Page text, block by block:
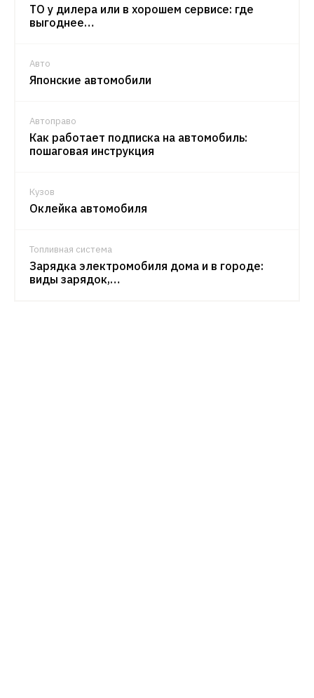
ТО у дилера или в хорошем сервисе: где
выгоднее…
Авто
Японские автомобили
Автоправо
Как работает подписка на автомобиль:
пошаговая инструкция
Кузов
Оклейка автомобиля
Топливная система
Зарядка электромобиля дома и в городе:
виды зарядок,…